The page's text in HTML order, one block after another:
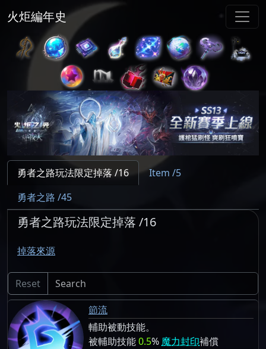
火炬編年史
勇者之路玩法限定掉落 /16
Item /5
勇者之路 /45
勇者之路玩法限定掉落 /16
掉落來源
Reset
節流
輔助被動技能。
被輔助技能0.5% 魔力封印補償